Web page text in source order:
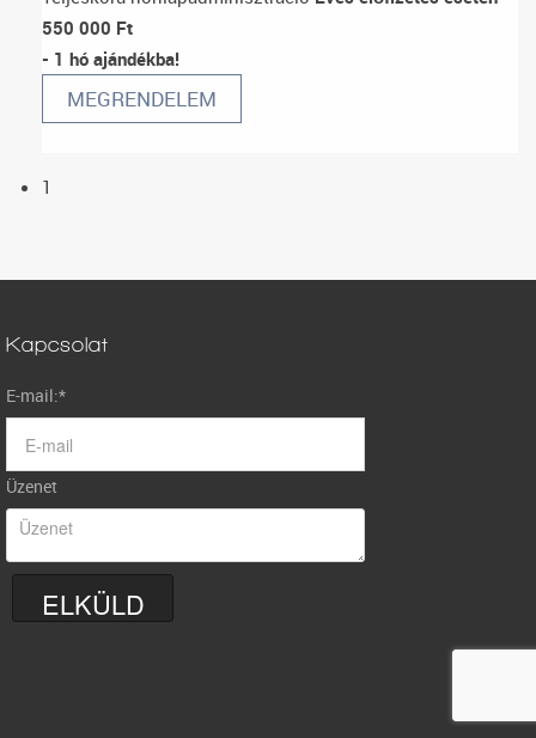
550 000 Ft
- 1 hó ajándékba!
MEGRENDELEM
1
Kapcsolat
E-mail:*
Üzenet
ELKÜLD